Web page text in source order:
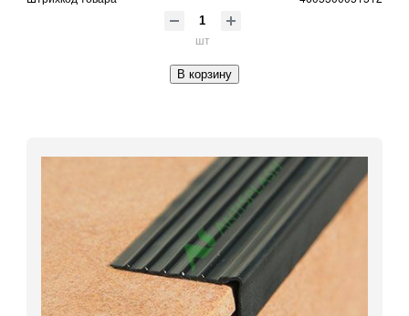
шт
В корзину